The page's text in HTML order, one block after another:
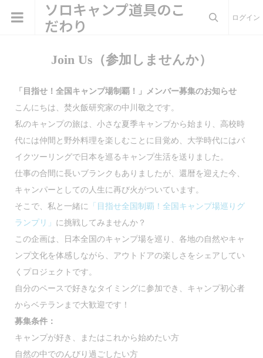
ソロキャンプ道具のこ
だわり
ログイン
Join Us（参加しませんか）
「目指せ！全国キャンプ場制覇！」メンバー募集のお知らせ
こんにちは、焚火飯研究家の中川敬之です。
私のキャンプの旅は、小さな夏季キャンプから始まり、高校時
代には仲間と野外料理を楽しむことに目覚め、大学時代にはバ
イクツーリングで日本を巡るキャンプ生活を送りました。
仕事の合間に長いブランクもありましたが、還暦を迎えた今、
キャンパーとしての人生に再び火がついています。
そこで、私と一緒に
「目指せ全国制覇！全国キャンプ場巡りグ
ランプリ」 に挑戦してみませんか？
この企画は、日本全国のキャンプ場を巡り、各地の自然やキャ
ンプ文化を体感しながら、アウトドアの楽しさをシェアしてい
くプロジェクトです。
自分のペースで好きなタイミングに参加でき、キャンプ初心者
からベテランまで大歓迎です！
募集条件：
キャンプが好き、またはこれから始めたい方
自然の中でのんびり過ごしたい方